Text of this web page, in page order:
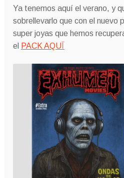
Ya tenemos aquí el verano, y
sobrellevarlo que con el nuevo
super joyas que hemos
el
PACK AQUÏ